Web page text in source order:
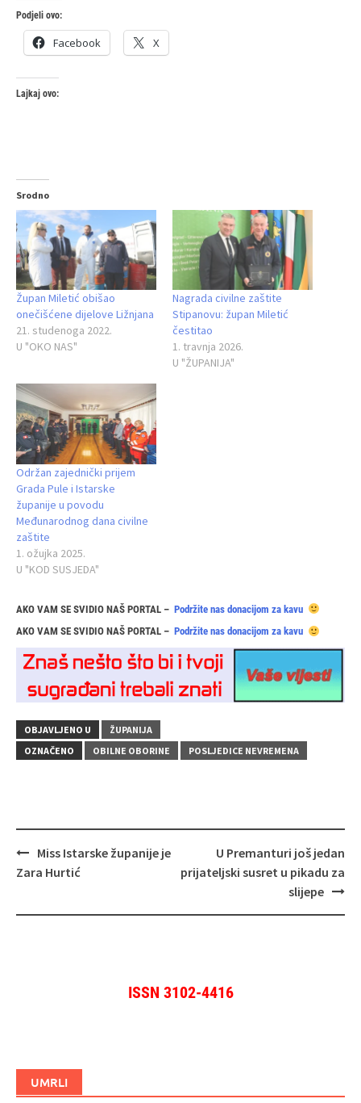
Podjeli ovo:
Facebook X
Lajkaj ovo:
Srodno
Župan Miletić obišao
onečišćene dijelove Ližnjana
21. studenoga 2022.
U "OKO NAS"
Nagrada civilne zaštite
Stipanovu: župan Miletić
čestitao
1. travnja 2026.
U "ŽUPANIJA"
Održan zajednički prijem
Grada Pule i Istarske
županije u povodu
Međunarodnog dana civilne
zaštite
1. ožujka 2025.
U "KOD SUSJEDA"
AKO VAM SE SVIDIO NAŠ PORTAL – Podržite nas donacijom za kavu
AKO VAM SE SVIDIO NAŠ PORTAL – Podržite nas donacijom za kavu
OBJAVLJENO U
ŽUPANIJA
OZNAČENO
OBILNE OBORINE POSLJEDICE NEVREMENA
Navigacija
objava
Miss Istarske županije je
Zara Hurtić
U Premanturi još jedan
prijateljski susret u pikadu za
slijepe
ISSN 3102-4416
UMRLI